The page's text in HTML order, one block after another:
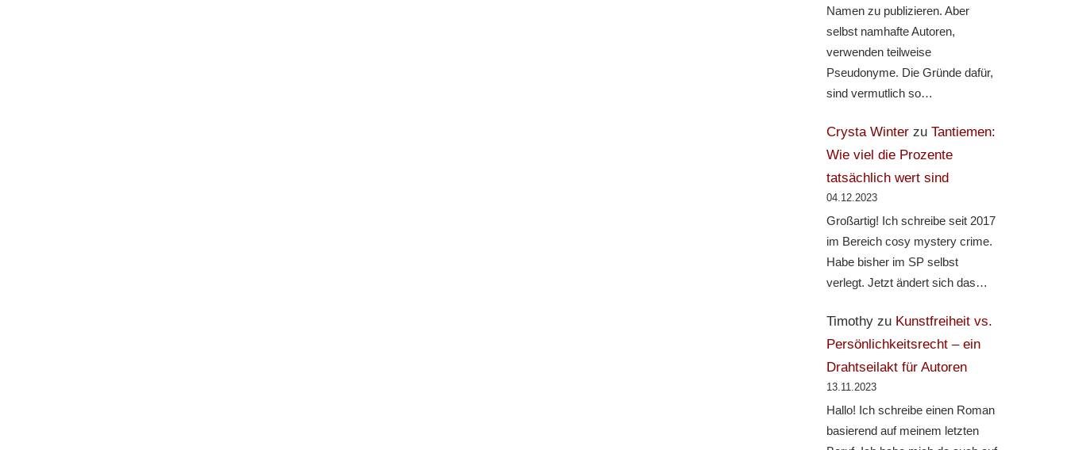
Namen zu publizieren. Aber
selbst namhafte Autoren,
verwenden teilweise
Pseudonyme. Die Gründe dafür,
sind vermutlich so…
Crysta Winter zu Tantiemen:
Wie viel die Prozente
tatsächlich wert sind
04.12.2023
Großartig! Ich schreibe seit 2017
im Bereich cosy mystery crime.
Habe bisher im SP selbst
verlegt. Jetzt ändert sich das…
Timothy zu Kunstfreiheit vs.
Persönlichkeitsrecht – ein
Drahtseilakt für Autoren
13.11.2023
Hallo! Ich schreibe einen Roman
basierend auf meinem letzten